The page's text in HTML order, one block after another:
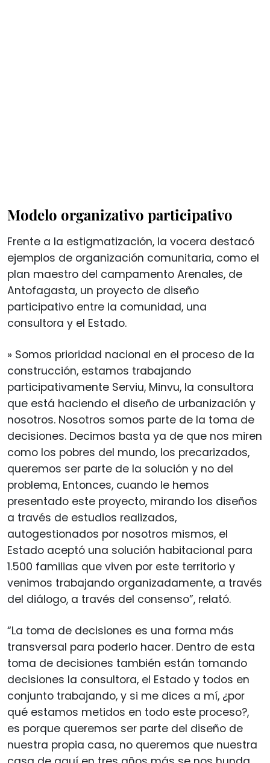
Modelo organizativo participativo
Frente a la estigmatización, la vocera destacó
ejemplos de organización comunitaria, como el
plan maestro del campamento Arenales, de
Antofagasta, un proyecto de diseño
participativo entre la comunidad, una
consultora y el Estado.
» Somos prioridad nacional en el proceso de la
construcción, estamos trabajando
participativamente Serviu, Minvu, la consultora
que está haciendo el diseño de urbanización y
nosotros. Nosotros somos parte de la toma de
decisiones. Decimos basta ya de que nos miren
como los pobres del mundo, los precarizados,
queremos ser parte de la solución y no del
problema, Entonces, cuando le hemos
presentado este proyecto, mirando los diseños
a través de estudios realizados,
autogestionados por nosotros mismos, el
Estado aceptó una solución habitacional para
1.500 familias que viven por este territorio y
venimos trabajando organizadamente, a través
del diálogo, a través del consenso”, relató.
“La toma de decisiones es una forma más
transversal para poderlo hacer. Dentro de esta
toma de decisiones también están tomando
decisiones la consultora, el Estado y todos en
conjunto trabajando, y si me dices a mí, ¿por
qué estamos metidos en todo este proceso?,
es porque queremos ser parte del diseño de
nuestra propia casa, no queremos que nuestra